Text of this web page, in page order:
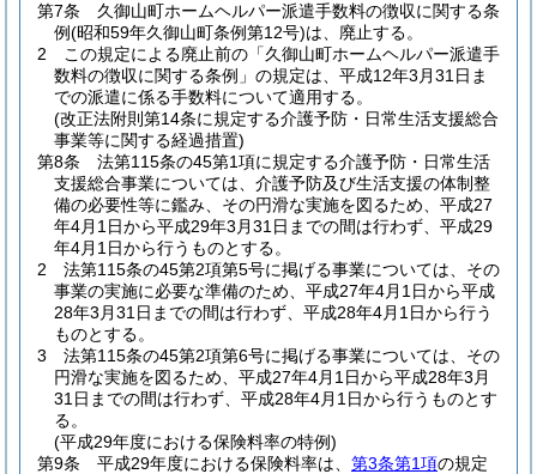
第7条
久御山町ホームヘルパー派遣手数料の徴収に関する条
例(昭和59年久御山町条例第12号)は、廃止する。
2
この規定による廃止前の「久御山町ホームヘルパー派遣手
数料の徴収に関する条例」の規定は、平成12年3月31日ま
での派遣に係る手数料について適用する。
(改正法附則第14条に規定する介護予防・日常生活支援総合
事業等に関する経過措置)
第8条
法第115条の45第1項に規定する介護予防・日常生活
支援総合事業については、介護予防及び生活支援の体制整
備の必要性等に鑑み、その円滑な実施を図るため、平成27
年4月1日から平成29年3月31日までの間は行わず、平成29
年4月1日から行うものとする。
2
法第115条の45第2項第5号に掲げる事業については、その
事業の実施に必要な準備のため、平成27年4月1日から平成
28年3月31日までの間は行わず、平成28年4月1日から行う
ものとする。
3
法第115条の45第2項第6号に掲げる事業については、その
円滑な実施を図るため、平成27年4月1日から平成28年3月
31日までの間は行わず、平成28年4月1日から行うものとす
る。
(平成29年度における保険料率の特例)
第9条
平成29年度における保険料率は、 第3条第1項の規定